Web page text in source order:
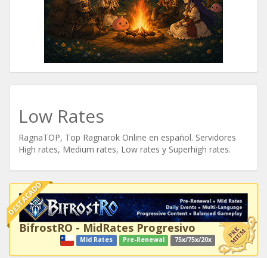
Low Rates
RagnaTOP, Top Ragnarok Online en español. Servidores
High rates, Medium rates, Low rates y Superhigh rates.
DESTACADO
BifrostRO - MidRates Progresivo
Mid Rates Pre-Renewal 75x/75x/20x